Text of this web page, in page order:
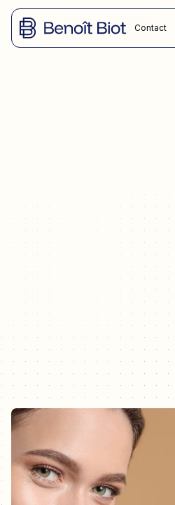
Contact
Benoît BIOT, avocat à Montpellier.